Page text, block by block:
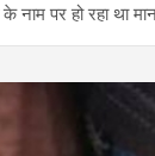
नाम पर हो रहा था